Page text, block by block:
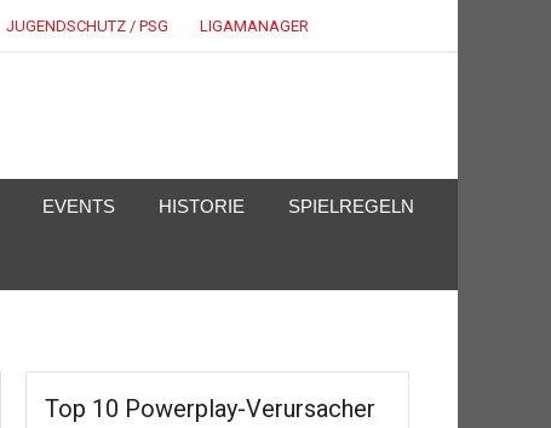
JUGENDSCHUTZ / PSG LIGAMANAGER
EVENTS HISTORIE SPIELREGELN
Top 10 Powerplay-Verursacher